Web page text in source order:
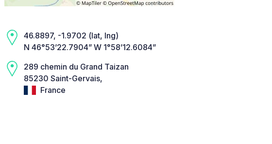
46.8897, -1.9702 (lat, lng)
N 46°53’22.7904” W 1°58’12.6084”
289 chemin du Grand Taizan
85230 Saint-Gervais,
France